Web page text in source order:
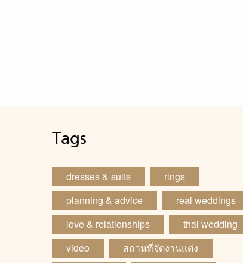
Tags
dresses & suits
rings
planning & advice
real weddings
love & relationships
thai wedding
video
สถานที่จัดงานแต่ง